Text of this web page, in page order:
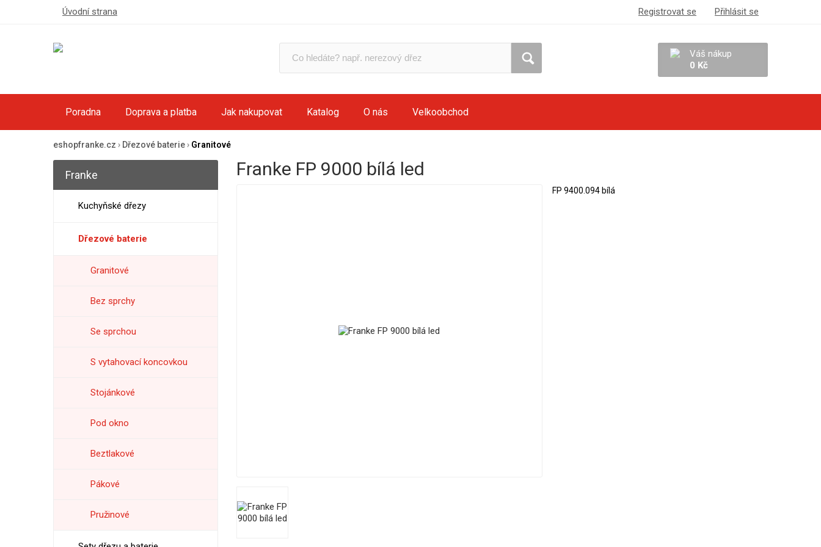
Úvodní strana Registrovat se Přihlásit se
Váš nákup
0 Kč
Poradna Doprava a platba Jak nakupovat Katalog O nás Velkoobchod
eshopfranke.cz › Dřezové baterie› Granitové
Franke FP 9000 bílá led
FP 9400.094 bílá
Franke
Kuchyňské dřezy
Dřezové baterie
Granitové
Bez sprchy
Se sprchou
S vytahovací koncovkou
Stojánkové
Pod okno
Beztlakové
Pákové
Pružinové